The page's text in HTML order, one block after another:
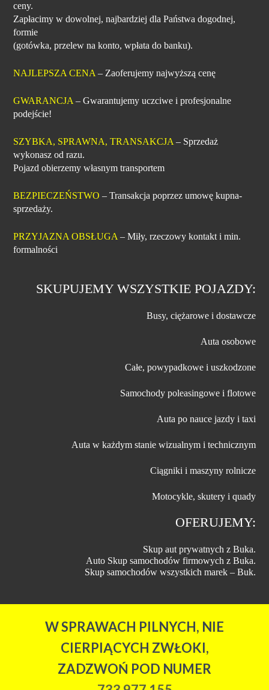
ceny.
Zapłacimy w dowolnej, najbardziej dla Państwa dogodnej,
formie
(gotówka, przelew na konto, wpłata do banku).
NAJLEPSZA CENA – Zaoferujemy najwyższą cenę
GWARANCJA – Gwarantujemy uczciwe i profesjonalne
podejście!
SZYBKA, SPRAWNA, TRANSAKCJA – Sprzedaż
wykonasz od razu.
Pojazd obierzemy własnym transportem
BEZPIECZEŃSTWO – Transakcja poprzez umowę kupna-
sprzedaży.
PRZYJAZNA OBSŁUGA – Miły, rzeczowy kontakt i min.
formalności
SKUPUJEMY WSZYSTKIE POJAZDY:
Busy, ciężarowe i dostawcze
Auta osobowe
Całe, powypadkowe i uszkodzone
Samochody poleasingowe i flotowe
Auta po nauce jazdy i taxi
Auta w każdym stanie wizualnym i technicznym
Ciągniki i maszyny rolnicze
Motocykle, skutery i quady
OFERUJEMY:
Skup aut prywatnych z Buka.
Auto Skup samochodów firmowych z Buka.
Skup samochodów wszystkich marek – Buk.
W SPRAWACH PILNYCH, NIE
CIERPIĄCYCH ZWŁOKI,
ZADZWOŃ POD NUMER